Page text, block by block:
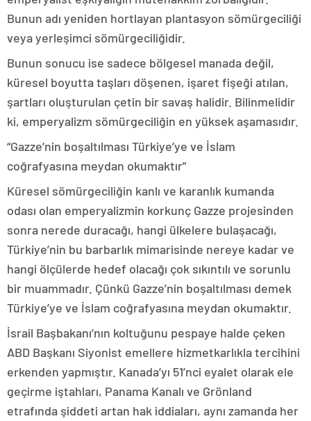
Bunun adı yeniden hortlayan plantasyon sömürgeciliği
veya yerleşimci sömürgeciliğidir.
Bunun sonucu ise sadece bölgesel manada değil,
küresel boyutta taşları döşenen, işaret fişeği atılan,
şartları oluşturulan çetin bir savaş halidir. Bilinmelidir
ki, emperyalizm sömürgeciliğin en yüksek aşamasıdır.
“Gazze’nin boşaltılması Türkiye’ye ve İslam
coğrafyasına meydan okumaktır”
Küresel sömürgeciliğin kanlı ve karanlık kumanda
odası olan emperyalizmin korkunç Gazze projesinden
sonra nerede duracağı, hangi ülkelere bulaşacağı,
Türkiye’nin bu barbarlık mimarisinde nereye kadar ve
hangi ölçülerde hedef olacağı çok sıkıntılı ve sorunlu
bir muammadır. Çünkü Gazze’nin boşaltılması demek
Türkiye’ye ve İslam coğrafyasına meydan okumaktır.
İsrail Başbakanı’nın koltuğunu pespaye halde çeken
ABD Başkanı Siyonist emellere hizmetkarlıkla tercihini
erkenden yapmıştır. Kanada’yı 51’nci eyalet olarak ele
geçirme iştahları, Panama Kanalı ve Grönland
etrafında şiddeti artan hak iddiaları, aynı zamanda her